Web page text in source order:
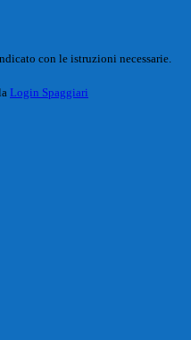
con le istruzioni necessarie.
Login Spaggiari